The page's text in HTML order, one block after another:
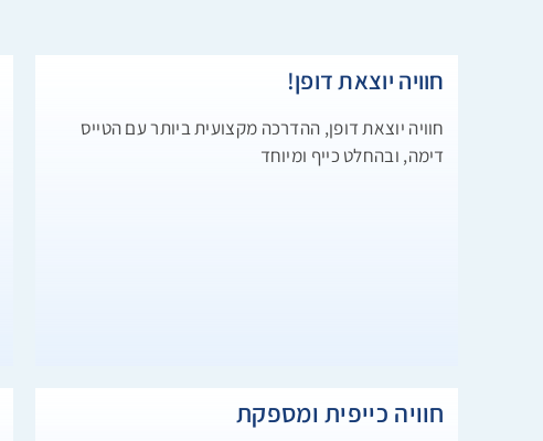
חוויה יוצאת דופן!
חוויה יוצאת דופן, ההדרכה מקצועית ביותר עם הטייס
דימה, ובהחלט כייף ומיוחד
חוויה כייפית ומספקת